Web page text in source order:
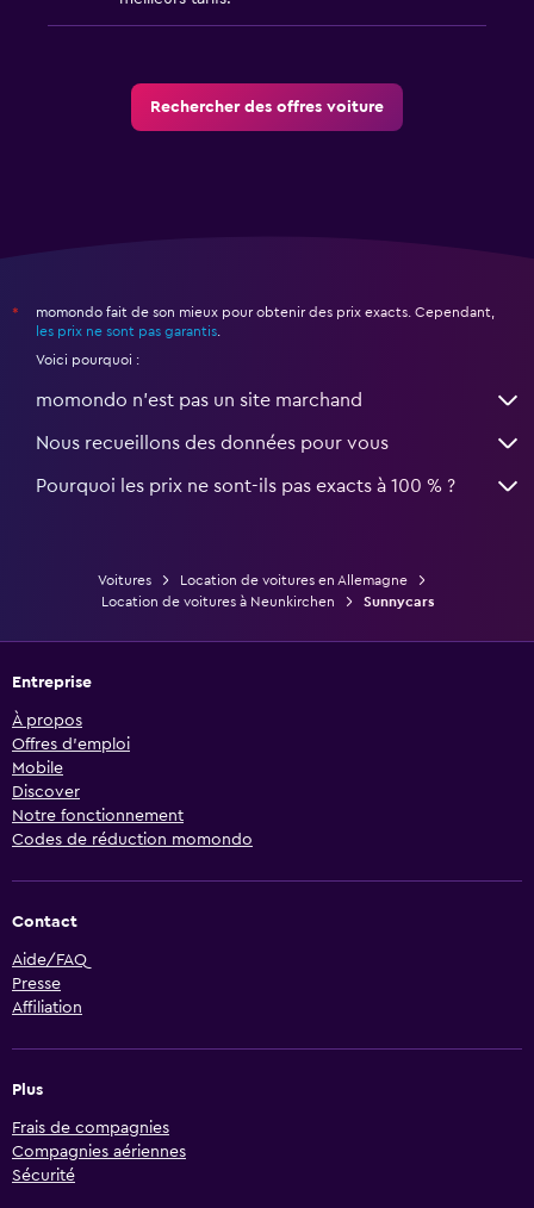
Rechercher des offres voiture
*
momondo fait de son mieux pour obtenir des prix exacts. Cependant,
les prix ne sont pas garantis.
Voici pourquoi :
momondo n'est pas un site marchand
Nous recueillons des données pour vous
Pourquoi les prix ne sont-ils pas exacts à 100 % ?
Voitures
Location de voitures en Allemagne
Location de voitures à Neunkirchen
Sunnycars
Entreprise
À propos
Offres d’emploi
Mobile
Discover
Notre fonctionnement
Codes de réduction momondo
Contact
Aide/FAQ
Presse
Affiliation
Plus
Frais de compagnies
Compagnies aériennes
Sécurité